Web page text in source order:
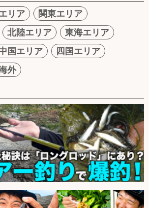
リア
関東エリア
北陸エリア
東海エリア
国エリア
四国エリア
外